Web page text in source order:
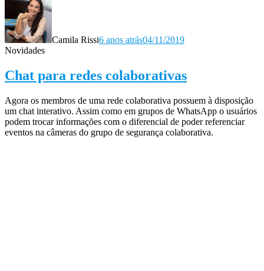
Camila Rissi6 anos atrás04/11/2019
Novidades
Chat para redes colaborativas
Agora os membros de uma rede colaborativa possuem à disposição
um chat interativo. Assim como em grupos de WhatsApp o usuários
podem trocar informações com o diferencial de poder referenciar
eventos na câmeras do grupo de segurança colaborativa.